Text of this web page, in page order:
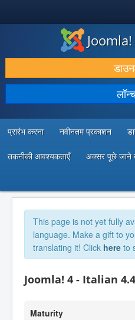
डाउनलोड करें और बढ़ाएं
खोजें और जानें
सामुदायिक समर्थन
डेवलपर संसाधन
प्रारंभ करना नवीनतम प्रकाशन
तकनीकी आवश्यकताएँ अक्सर पूछे जाने
This page is not yet fully
language. Make a gift to
translating it! Click here to
Joomla! 4 - Italian
Maturity